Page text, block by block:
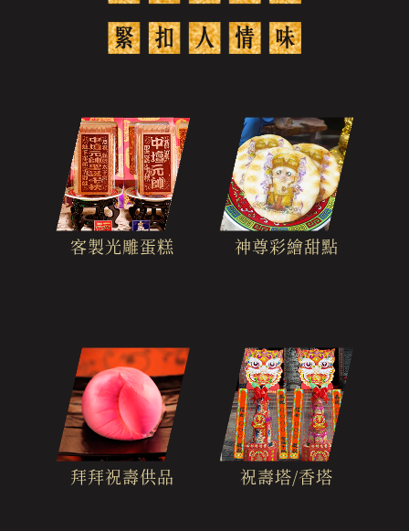
客製光雕蛋糕 神尊彩繪甜點
拜拜祝壽供品 祝壽塔/香塔